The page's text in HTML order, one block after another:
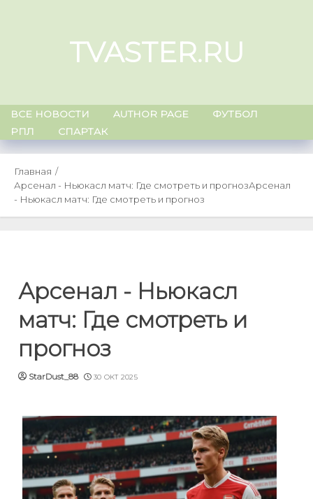
TVASTER.RU
ВСЕ НОВОСТИ AUTHOR PAGE
ФУТБОЛ
РПЛ
СПАРТАК
Главная
Арсенал - Ньюкасл матч: Где смотреть и прогнозАрсенал
- Ньюкасл матч: Где смотреть и прогноз
Арсенал - Ньюкасл
матч: Где смотреть и
прогноз
StarDust_88 30 ОКТ 2025